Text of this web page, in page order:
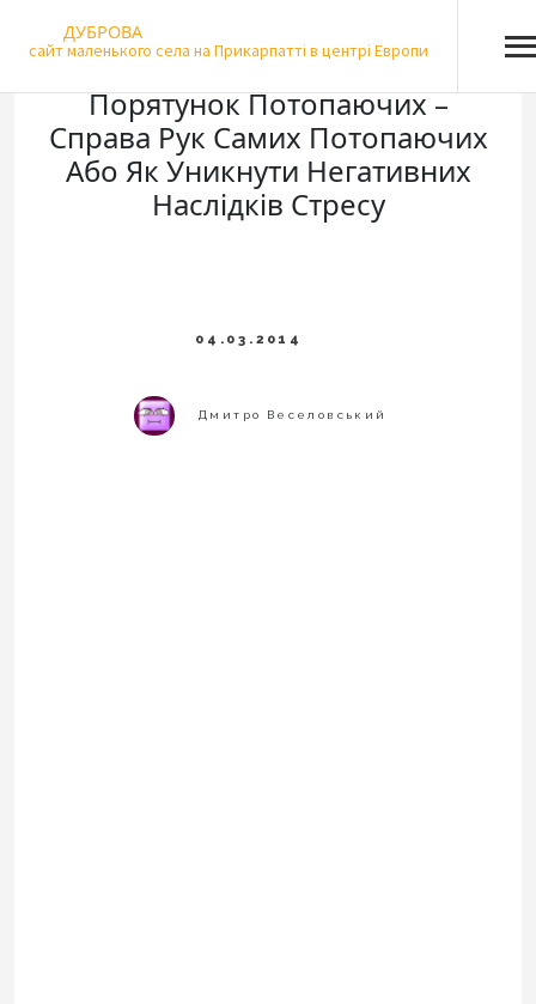
ДУБРОВА
сайт маленького села на Прикарпатті в центрі Европи
Порятунок Потопаючих –
Справа Рук Самих Потопаючих
Або Як Уникнути Негативних
Наслідків Стресу